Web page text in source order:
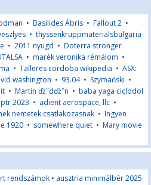
• Basilides Ábris • Fallout 2 •
• thyssenkruppmaterialsbulgaria
• 2011 nyugd • Doterra stronger
• marék veronika rémálom •
• Talleres cordoba wikipedia • ASX:
washington • 93.04• Szymański •
• Martin ďż˝dďż˝n • baba yaga ciclodol
2023 • adient aerospace, llc •
nemetek csatlakozasnak • Ingyen
1920 • somewhere quiet • Mary movie
rendszámok • ausztria minimálbér 2025